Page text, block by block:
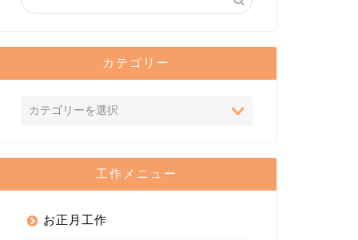
カテゴリー
工作メニュー
お正月工作